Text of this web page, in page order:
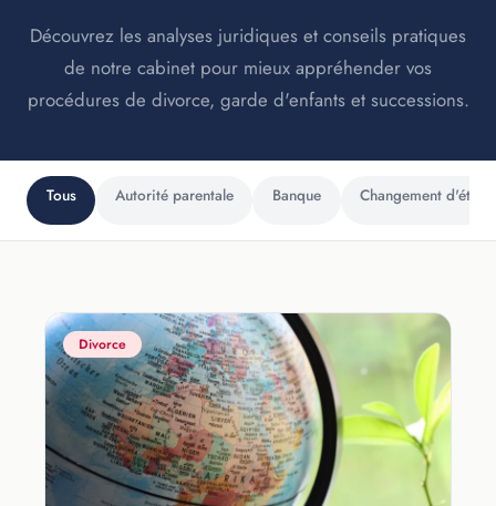
Découvrez les analyses juridiques et conseils pratiques
de notre cabinet pour mieux appréhender vos
procédures de divorce, garde d'enfants et successions.
Tous Autorité parentale Banque Changement d'état
Divorce